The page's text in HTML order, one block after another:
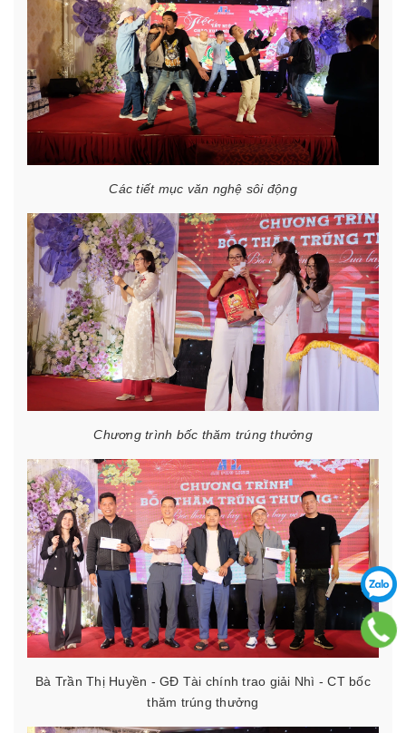
Các tiết mục văn nghệ sôi động
Chương trình bốc thăm trúng thưởng
Bà Trần Thị Huyền - GĐ Tài chính trao giải Nhì - CT bốc
thăm trúng thưởng